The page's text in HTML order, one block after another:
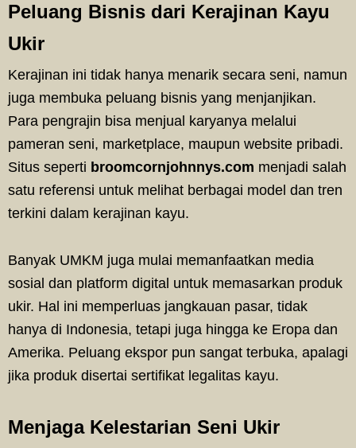
Peluang Bisnis dari Kerajinan Kayu
Ukir
Kerajinan ini tidak hanya menarik secara seni, namun
juga membuka peluang bisnis yang menjanjikan.
Para pengrajin bisa menjual karyanya melalui
pameran seni, marketplace, maupun website pribadi.
Situs seperti broomcornjohnnys.com menjadi salah
satu referensi untuk melihat berbagai model dan tren
terkini dalam kerajinan kayu.
Banyak UMKM juga mulai memanfaatkan media
sosial dan platform digital untuk memasarkan produk
ukir. Hal ini memperluas jangkauan pasar, tidak
hanya di Indonesia, tetapi juga hingga ke Eropa dan
Amerika. Peluang ekspor pun sangat terbuka, apalagi
jika produk disertai sertifikat legalitas kayu.
Menjaga Kelestarian Seni Ukir